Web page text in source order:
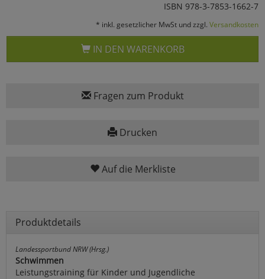
ISBN 978-3-7853-1662-7
* inkl. gesetzlicher MwSt und zzgl. Versandkosten
IN DEN WARENKORB
Fragen zum Produkt
Drucken
Auf die Merkliste
Produktdetails
Landessportbund NRW (Hrsg.)
Schwimmen
Leistungstraining für Kinder und Jugendliche
zu Haupptseite